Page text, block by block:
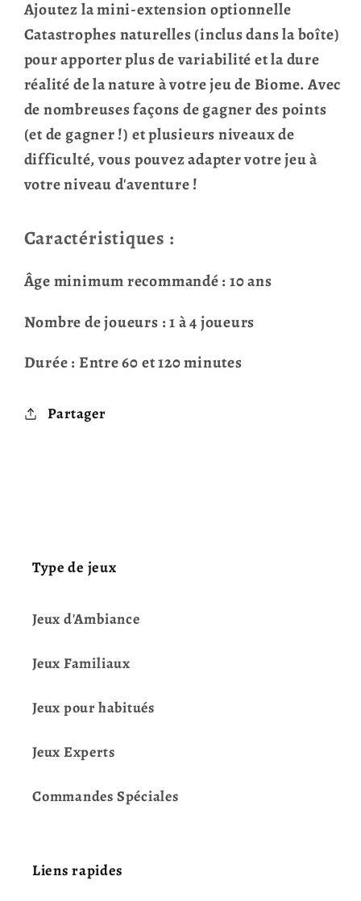
Ajoutez la mini-extension optionnelle
Catastrophes naturelles (inclus dans la boîte)
pour apporter plus de variabilité et la dure
réalité de la nature à votre jeu de Biome. Avec
de nombreuses façons de gagner des points
(et de gagner !) et plusieurs niveaux de
difficulté, vous pouvez adapter votre jeu à
votre niveau d'aventure !
Caractéristiques :
Âge minimum recommandé : 10 ans
Nombre de joueurs : 1 à 4 joueurs
Durée : Entre 60 et 120 minutes
Partager
Type de jeux
Jeux d'Ambiance
Jeux Familiaux
Jeux pour habitués
Jeux Experts
Commandes Spéciales
Liens rapides